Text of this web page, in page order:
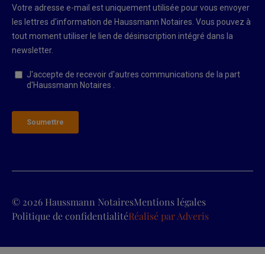
© 2026 Haussmann NotairesMentions légales
Politique de confidentialitéRéalisé parAdveris